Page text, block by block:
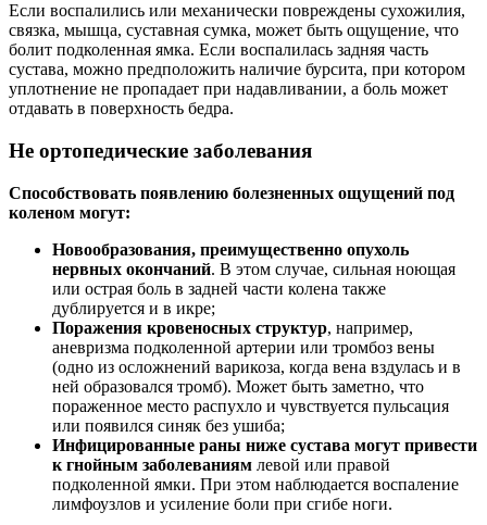
Если воспалились или механически повреждены сухожилия,
связка, мышца, суставная сумка, может быть ощущение, что
болит подколенная ямка. Если воспалилась задняя часть
сустава, можно предположить наличие бурсита, при котором
уплотнение не пропадает при надавливании, а боль может
отдавать в поверхность бедра.
Не ортопедические заболевания
Способствовать появлению болезненных ощущений под
коленом могут:
Новообразования, преимущественно опухоль
нервных окончаний. В этом случае, сильная ноющая
или острая боль в задней части колена также
дублируется и в икре;
Поражения кровеносных структур, например,
аневризма подколенной артерии или тромбоз вены
(одно из осложнений варикоза, когда вена вздулась и в
ней образовался тромб). Может быть заметно, что
пораженное место распухло и чувствуется пульсация
или появился синяк без ушиба;
Инфицированные раны ниже сустава могут привести
к гнойным заболеваниям левой или правой
подколенной ямки. При этом наблюдается воспаление
лимфоузлов и усиление боли при сгибе ноги.